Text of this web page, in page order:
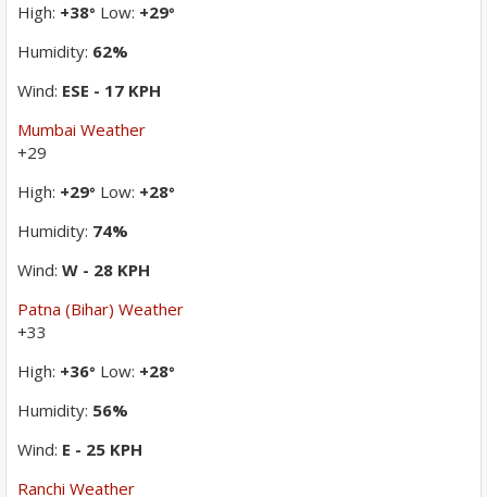
High: +38° Low: +29°
Humidity: 62%
Wind: ESE - 17 KPH
Mumbai Weather
+29
High: +29° Low: +28°
Humidity: 74%
Wind: W - 28 KPH
Patna (Bihar) Weather
+33
High: +36° Low: +28°
Humidity: 56%
Wind: E - 25 KPH
Ranchi Weather